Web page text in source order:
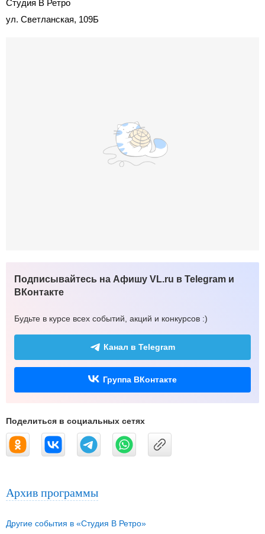
Студия В Ретро
ул. Светланская, 109Б
Подписывайтесь на Афишу VL.ru в Telegram и
ВКонтакте
Будьте в курсе всех событий, акций и конкурсов :)
Канал в Telegram
Группа ВКонтакте
Поделиться в социальных сетях
Архив программы
Другие события в «Студия В Ретро»